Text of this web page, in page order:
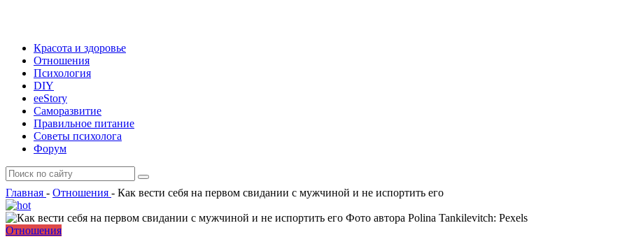
Красота и здоровье
Отношения
Психология
DIY
ееStory
Саморазвитие
Правильное питание
Советы психолога
Форум
Главная - Отношения - Как вести себя на первом свидании с мужчиной и не испортить его
Фото автора Polina Tankilevitch: Pexels
Отношения